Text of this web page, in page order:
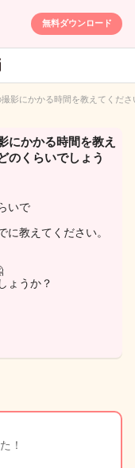
無料ダウンロード
影にかかる時間を教えてくだ
にかかる時間を教え
のくらいでしょう
いで
教えてください。
ょうか？
！